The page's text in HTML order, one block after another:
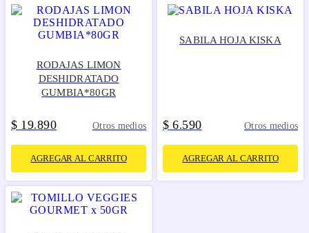
RODAJAS LIMON
DESHIDRATADO
GUMBIA*80GR
$ 19.890 Otros medios
AGREGAR AL CARRITO
SABILA HOJA KISKA
$ 6.590 Otros medios
AGREGAR AL CARRITO